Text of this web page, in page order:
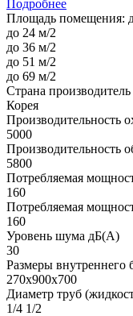
Подробнее
Площадь помещения:
до 24 м/2
до 36 м/2
до 51 м/2
до 69 м/2
Страна производитель
Корея
Производительность
5000
Производительность
5800
Потребляемая
160
Потребляемая
160
Уровень шума дБ(А)
30
Размеры
270х900х700
Диаметр труб
1/4 1/2